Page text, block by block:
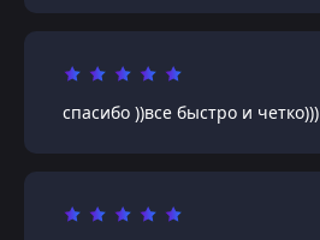
спасибо ))все быстро и четко)))